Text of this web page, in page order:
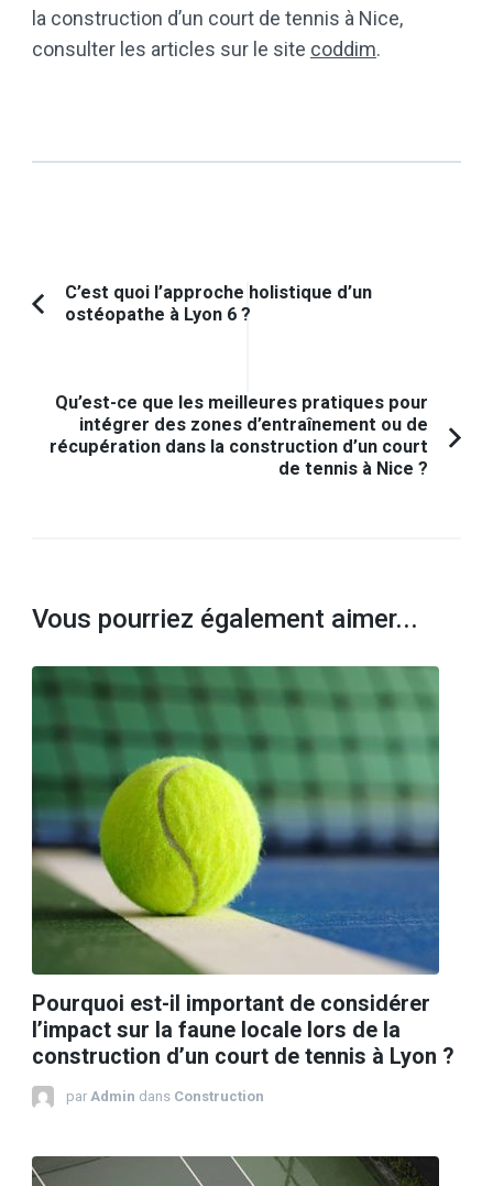
la construction d’un court de tennis à Nice,
consulter les articles sur le site coddim.
Navigation
d'article
Article
C’est quoi l’approche holistique d’un
ostéopathe à Lyon 6 ?
Qu’est-ce que les meilleures pratiques pour
intégrer des zones d’entraînement ou de
récupération dans la construction d’un court
de tennis à Nice ?
Vous pourriez également aimer...
Pourquoi est-il important de considérer
l’impact sur la faune locale lors de la
construction d’un court de tennis à Lyon ?
par Admin dans Construction